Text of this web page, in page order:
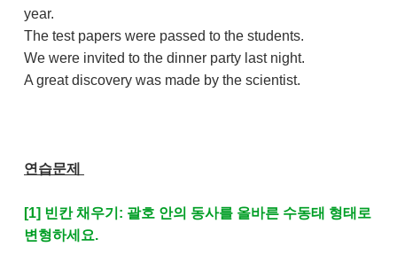
year.
The test papers were passed to the students.
We were invited to the dinner party last night.
A great discovery was made by the scientist.
연습문제
[1] 빈칸 채우기: 괄호 안의 동사를 올바른 수동태 형태로
변형하세요.